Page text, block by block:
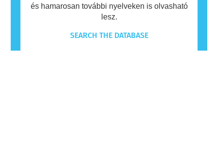
és hamarosan további nyelveken is olvasható
lesz.
SEARCH THE DATABASE